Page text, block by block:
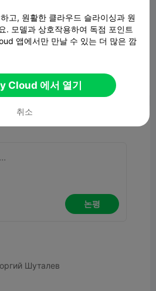
trailer hitch cover
모델
17  2
논평
Шуталев
고, 원활한 클라우드 슬라이싱과 원
. 모델과 상호작용하여 독점 포인트
앱에서만 만날 수 있는 더 많은 깜
Cloud 에서 열기
취소